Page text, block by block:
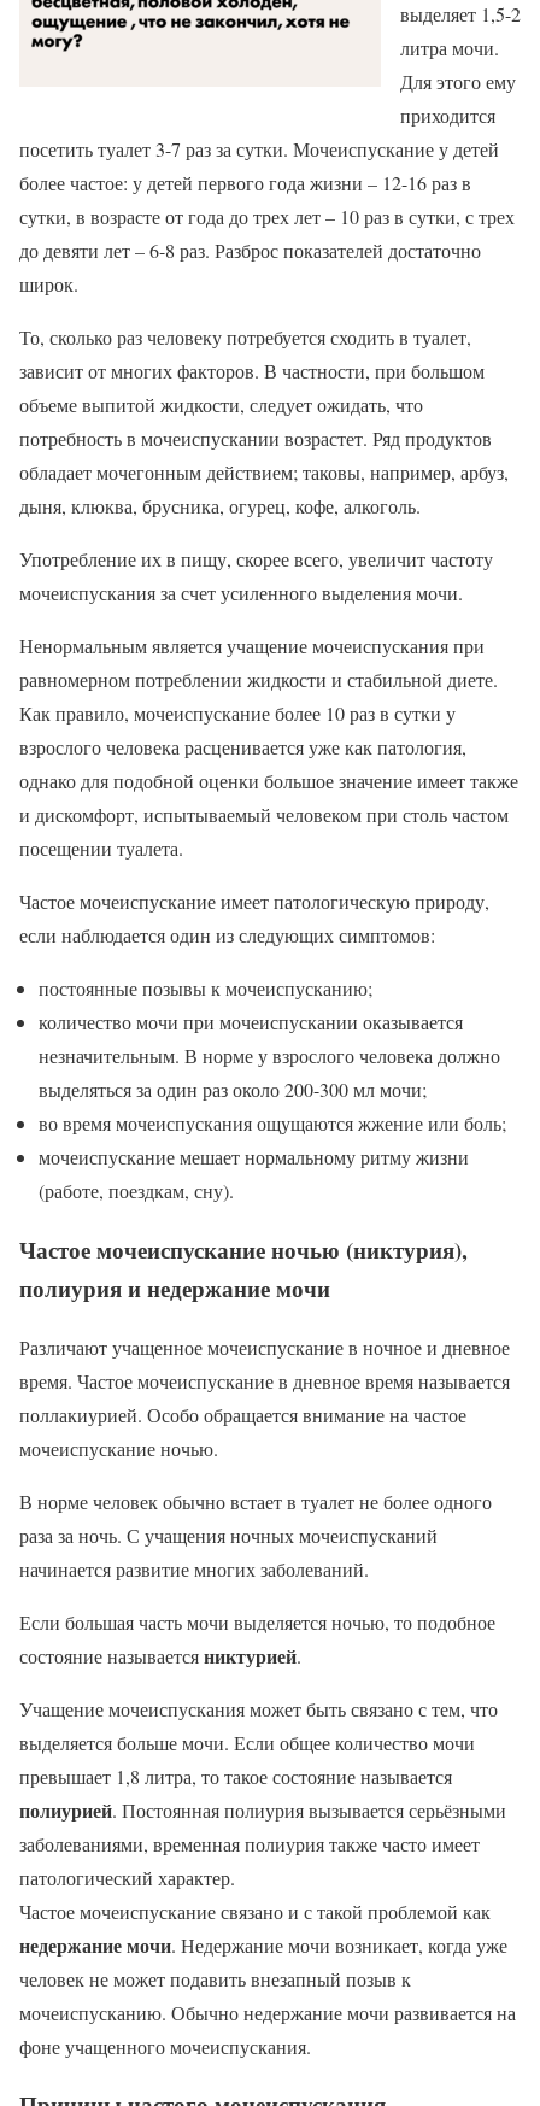
выделяет 1,5-2
литра мочи.
Для этого ему
приходится
посетить туалет 3-7 раз за сутки. Мочеиспускание у детей
более частое: у детей первого года жизни – 12-16 раз в
сутки, в возрасте от года до трех лет – 10 раз в сутки, с трех
до девяти лет – 6-8 раз. Разброс показателей достаточно
широк.
То, сколько раз человеку потребуется сходить в туалет,
зависит от многих факторов. В частности, при большом
объеме выпитой жидкости, следует ожидать, что
потребность в мочеиспускании возрастет. Ряд продуктов
обладает мочегонным действием; таковы, например, арбуз,
дыня, клюква, брусника, огурец, кофе, алкоголь.
Употребление их в пищу, скорее всего, увеличит частоту
мочеиспускания за счет усиленного выделения мочи.
Ненормальным является учащение мочеиспускания при
равномерном потреблении жидкости и стабильной диете.
Как правило, мочеиспускание более 10 раз в сутки у
взрослого человека расценивается уже как патология,
однако для подобной оценки большое значение имеет также
и дискомфорт, испытываемый человеком при столь частом
посещении туалета.
Частое мочеиспускание имеет патологическую природу,
если наблюдается один из следующих симптомов:
постоянные позывы к мочеиспусканию;
количество мочи при мочеиспускании оказывается
незначительным. В норме у взрослого человека должно
выделяться за один раз около 200-300 мл мочи;
во время мочеиспускания ощущаются жжение или боль;
мочеиспускание мешает нормальному ритму жизни
(работе, поездкам, сну).
Частое мочеиспускание ночью (никтурия),
полиурия и недержание мочи
Различают учащенное мочеиспускание в ночное и дневное
время. Частое мочеиспускание в дневное время называется
поллакиурией. Особо обращается внимание на частое
мочеиспускание ночью.
В норме человек обычно встает в туалет не более одного
раза за ночь. С учащения ночных мочеиспусканий
начинается развитие многих заболеваний.
Если большая часть мочи выделяется ночью, то подобное
состояние называетсяниктурией.
Учащение мочеиспускания может быть связано с тем, что
выделяется больше мочи. Если общее количество мочи
превышает 1,8 литра, то такое состояние называется
полиурией. Постоянная полиурия вызывается серьёзными
заболеваниями, временная полиурия также часто имеет
патологический характер.
Частое мочеиспускание связано и с такой проблемой как
недержание мочи. Недержание мочи возникает, когда уже
человек не может подавить внезапный позыв к
мочеиспусканию. Обычно недержание мочи развивается на
фоне учащенного мочеиспускания.